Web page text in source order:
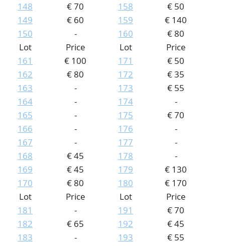
148
€ 70
149
€ 60
150
-
158
€ 50
159
€ 140
160
€ 80
Lot
Price
161
€ 100
162
€ 80
163
-
164
-
165
-
166
-
167
-
168
€ 45
169
€ 45
170
€ 80
Lot
Price
171
€ 50
172
€ 35
173
€ 55
174
-
175
€ 70
176
-
177
-
178
-
179
€ 130
180
€ 170
Lot
Price
181
-
182
€ 65
183
-
Lot
Price
191
€ 70
192
€ 45
193
€ 55